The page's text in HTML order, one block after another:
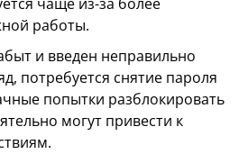
чаще из-за более
работы.
и введен неправильно
потребуется снятие пароля
попытки разблокировать
могут привести к